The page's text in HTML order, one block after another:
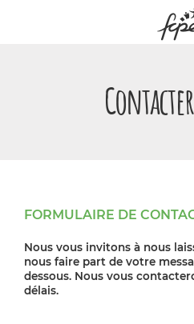
Contacter
FORMULAIRE DE
Nous vous invitons à nous
nous faire part de votre
dessous. Nous vous
délais.